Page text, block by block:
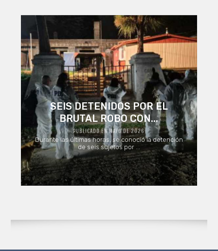
SEIS DETENIDOS POR EL
BRUTAL ROBO CON...
PUBLICADO EN MAYO DE 2026
Durante las últimas horas, se conoció la detención
de seis sujetos por ...